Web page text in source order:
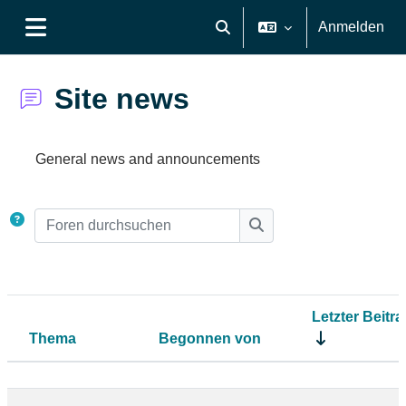
Sucheingabe umschalten
Anmelden
Site news
General news and announcements
Foren durchsuchen
Foren durchsuchen
Status
Thema Begonnen von
Letzter